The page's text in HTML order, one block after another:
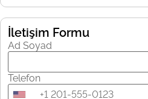
İletişim Formu
Ad Soyad
Telefon